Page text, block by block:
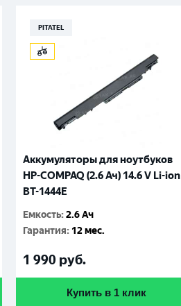
PITATEL
Аккумуляторы для ноутбуков
HP-COMPAQ (2.6 Ач) 14.6 V Li-ion
BT-1444E
Емкость:2.6 Ач
Гарантия: 12 мес.
1 990 руб.
Купить в 1 клик